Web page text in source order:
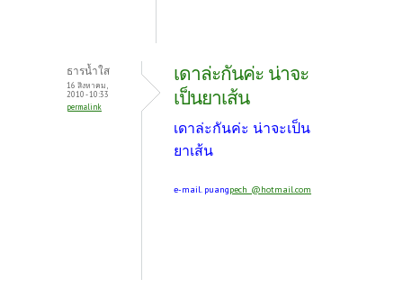
ธารน้ำใส
16 สิงหาคม,
2010 - 10:33
permalink
เดาล่ะกันค่ะ น่าจะ
เป็นยาเส้น
เดาล่ะกันค่ะ น่าจะเป็น
ยาเส้น
e-mail. puangpech_@hotmail.com